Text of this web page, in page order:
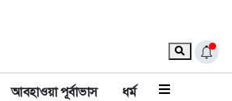
আবহাওয়া পূর্বাভাস ধর্ম